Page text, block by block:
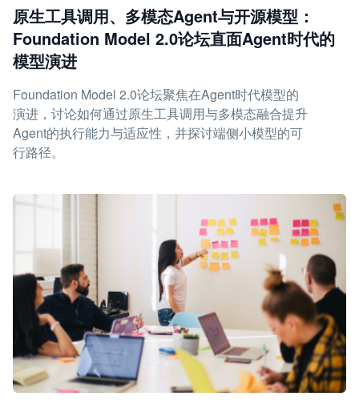
原生工具调用、多模态Agent与开源模型：
Foundation Model 2.0论坛直面Agent时代的
模型演进
Foundation Model 2.0论坛聚焦在Agent时代模型的
演进，讨论如何通过原生工具调用与多模态融合提升
Agent的执行能力与适应性，并探讨端侧小模型的可
行路径。